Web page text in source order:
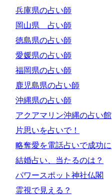
兵庫県の占い師
岡山県 占い師
徳島県の占い師
愛媛県の占い師
福岡県の占い師
鹿児島県の占い師
沖縄県の占い師
アクアマリン沖縄の占い館
片思いを占いで！
略奪愛を電話占いで成功に
結婚占い、当たるのは？
パワースポット神社仏閣
霊視で見える？